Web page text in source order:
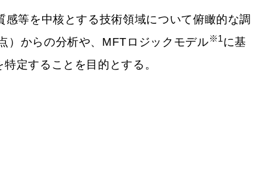
等を中核とする技術領域について俯瞰的な調
）からの分析や、MFTロジックモデル※1に基
定することを目的とする。